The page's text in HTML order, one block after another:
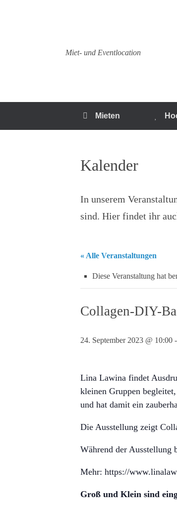
Miet- und Eventlocation
Mieten
Kalender
In unserem
sind. Hier findet ihr
« Alle Veranstaltungen
Diese Veranstaltung hat
Collagen-DIY-
24. September 2023 @ 10:00 -
Lina Lawina findet
kleinen Gruppen
und hat damit ein
Die Ausstellung zeigt
Während der Ausstellung
Mehr: https://
Groß und Klein sind